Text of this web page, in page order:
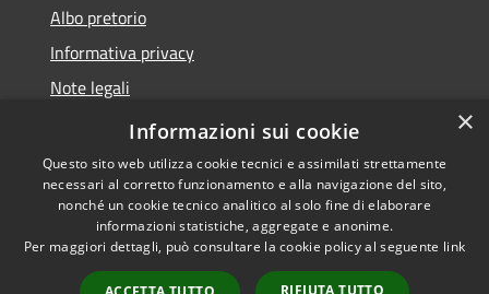
Albo pretorio
Informativa privacy
Note legali
Dichiarazione di accessibilità
Accessibilità
Copyright © 2026 • Comune di
Cassina de' Pecchi • Powered
byMunicipium Accesso
×
Informazioni sui cookie
Questo sito web utilizza cookie tecnici e assimilati strettamente
necessari al corretto funzionamento e alla navigazione del sito,
nonché un cookie tecnico analitico al solo fine di elaborare
informazioni statistiche, aggregate e anonime.
Per maggiori dettagli, può consultare la cookie policy al seguente link
RIFIUTA TUTTO